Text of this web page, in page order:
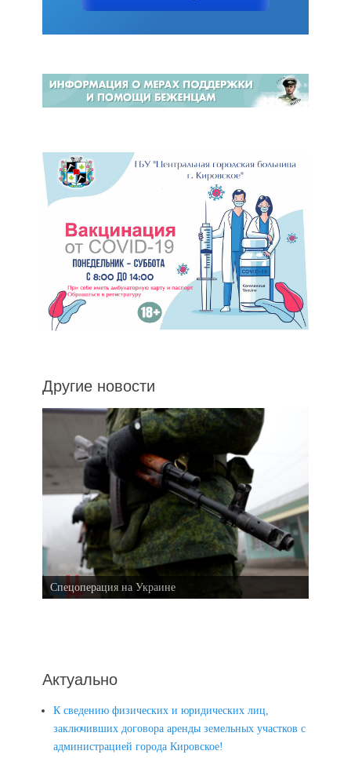
Другие новости
Спецоперация на Украине
Актуально
К сведению физических и юридических лиц,
заключивших договора аренды земельных участков с
администрацией города Кировское!